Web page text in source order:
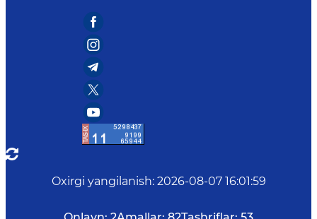
Oxirgi yangilanish: 2026-08-07 16:01:59